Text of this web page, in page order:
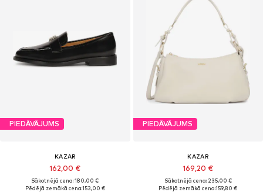
PIEDĀVĀJUMS
KAZAR
162,00 €
Sākotnējā cena: 180,00 €
Pēdējā zemākā cena:153,00 €
PIEDĀVĀJUMS
KAZAR
169,20 €
Sākotnējā cena: 235,00 €
Pēdējā zemākā cena:159,80 €